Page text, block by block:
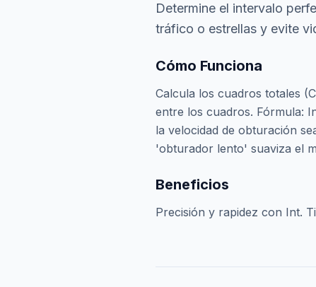
Determine el intervalo
tráfico o estrellas y evite
Cómo Funciona
Calcula los cuadros totales
entre los cuadros. Fórmula:
la velocidad de obturación
'obturador lento' suaviza el
Beneficios
Precisión y rapidez con Int.